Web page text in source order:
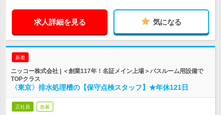
求人詳細を見る 気になる
新着
ニッコー株式会社 | ＜創業117年！名証メイン上場＞バスルーム用設備で
TOPクラス
〈東京〉排水処理槽の【保守点検スタッフ】★年休121日
正社員 急募